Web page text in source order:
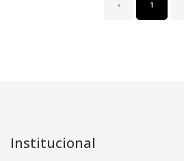
‹ 1
Institucional